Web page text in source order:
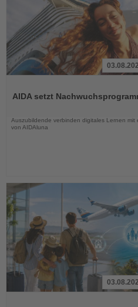
die
AIDA setzt
Auszubildende verbinden digitales Lernen
von AIDAluna